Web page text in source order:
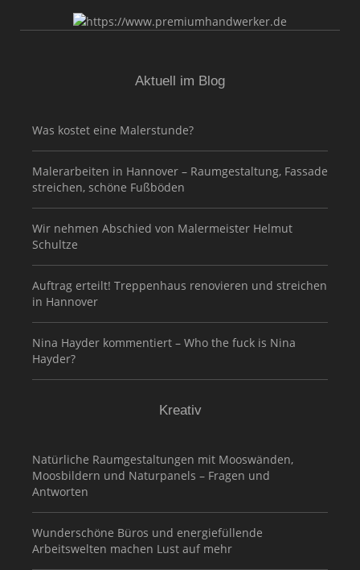
Aktuell im Blog
Was kostet eine Malerstunde?
Malerarbeiten in Hannover – Raumgestaltung, Fassade
streichen, schöne Fußböden
Wir nehmen Abschied von Malermeister Helmut
Schultze
Auftrag erteilt! Treppenhaus renovieren und streichen
in Hannover
Nina Hayder kommentiert – Who the fuck is Nina
Hayder?
Kreativ
Natürliche Raumgestaltungen mit Mooswänden,
Moosbildern und Naturpanels – Fragen und
Antworten
Wunderschöne Büros und energiefüllende
Arbeitswelten machen Lust auf mehr